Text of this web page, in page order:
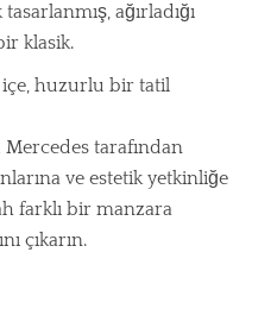
ağırladığı
klasik.
içe, huzurlu bir tatil
tarafından
ve estetik yetkinliğe
farklı bir manzara
çıkarın.